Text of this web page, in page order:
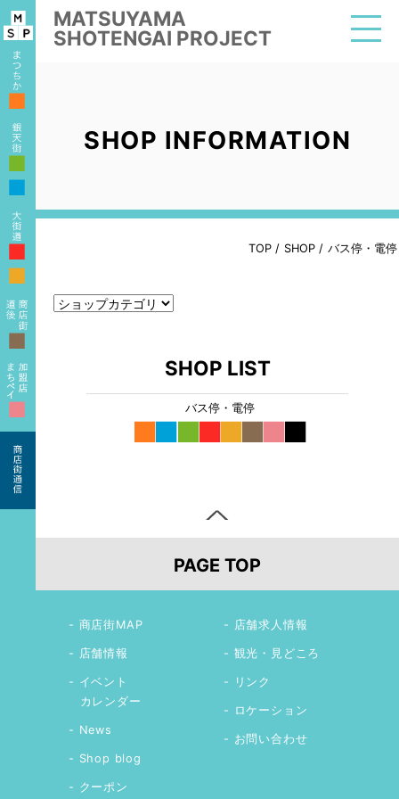
MATSUYAMA
SHOTENGAI PROJECT
■
■
■
■
■
■
■
SHOP INFORMATION
TOP / SHOP / バス停・電停
SHOP LIST
バス停・電停
■■■■■■■■
PAGE TOP
商店街MAP
店舗情報
イベント
カレンダー
News
Shop blog
クーポン
店舗求人情報
観光・見どころ
リンク
ロケーション
お問い合わせ